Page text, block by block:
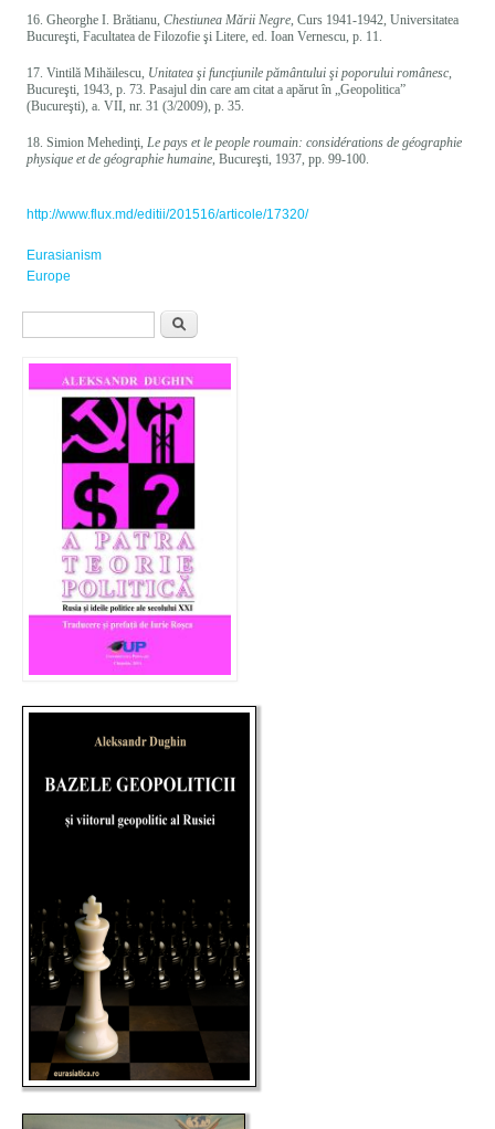
16. Gheorghe I. Brătianu,Chestiunea Mării Negre, Curs 1941-1942, Universitatea
Bucureşti, Facultatea de Filozofie şi Litere, ed. Ioan Vernescu, p. 11.
17. Vintilă Mihăilescu, Unitatea şi funcţiunile pământului şi poporului românesc,
Bucureşti, 1943, p. 73. Pasajul din care am citat a apărut în „Geopolitica”
(Bucureşti), a. VII, nr. 31 (3/2009), p. 35.
18. Simion Mehedinţi,Le pays et le people roumain: considérations de géographie
physique et de géographie humaine, Bucureşti, 1937, pp. 99-100.
http://www.flux.md/editii/201516/articole/17320/
Eurasianism
Europe
Formular de căutare
Căutare